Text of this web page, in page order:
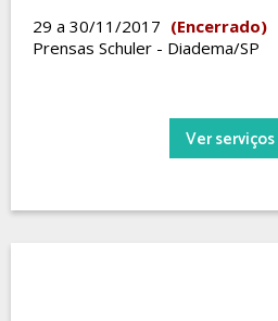
29 a 30/11/2017 (Encerrado)
Prensas Schuler - Diadema/SP
Ver serviços